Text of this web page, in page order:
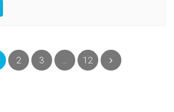
(current)
2 3 … 12 Suivant